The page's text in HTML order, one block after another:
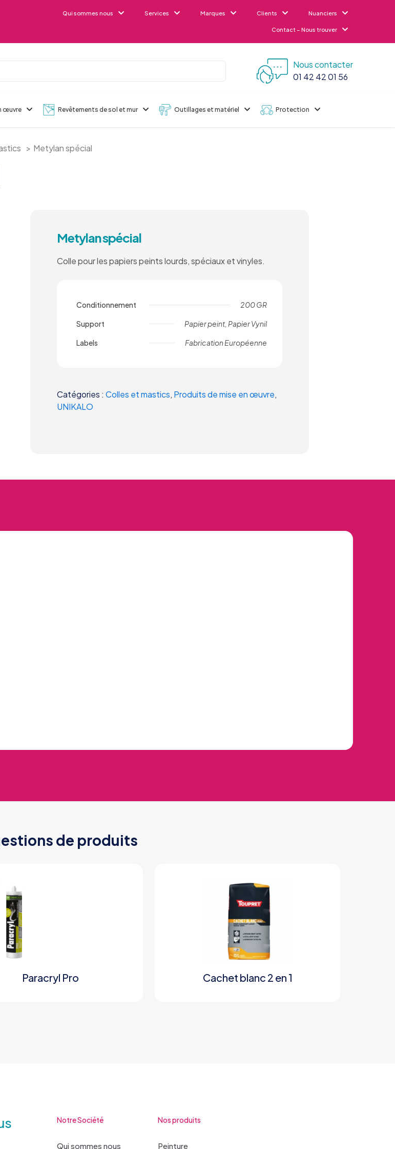
Qui sommes nous Services Marques Clients Nuanciers
Contact – Nous trouver
Nous contacter
01 42 42 01 56
œuvre Revêtements de sol et mur Outillages et matériel Protection
> Metylan spécial
Metylan spécial
Colle pour les papiers peints lourds, spéciaux et vinyles.
Conditionnement 200 GR
Support Papier peint, Papier Vynil
Labels Fabrication Européenne
Catégories : Colles et mastics, Produits de mise en œuvre,
UNIKALO
de produits
Paracryl Pro Cachet blanc 2 en 1
Notre Société
Qui sommes nous
Nos produits
Peinture